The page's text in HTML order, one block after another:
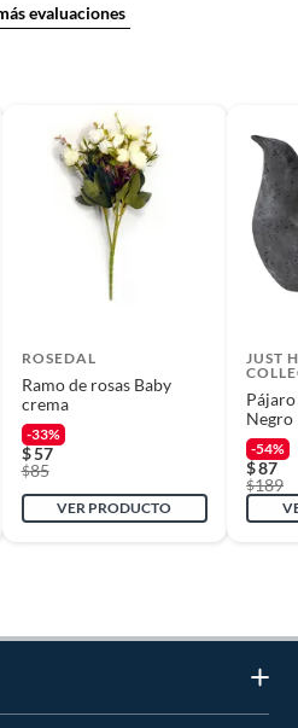
evaluaciones
ROSEDAL
Ramo de rosas Baby
crema
-33%
$57
$85
VER PRODUCTO
JUST
Negro
-54%
$87
$189